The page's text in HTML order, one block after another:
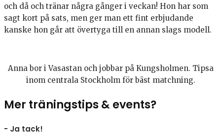
och då och tränar några gånger i veckan! Hon har som
sagt kort på sats, men ger man ett fint erbjudande
kanske hon går att övertyga till en annan slags modell.
Anna bor i Vasastan och jobbar på Kungsholmen. Tipsa
inom centrala Stockholm för bäst matchning.
Mer träningstips & events?
- Ja tack!